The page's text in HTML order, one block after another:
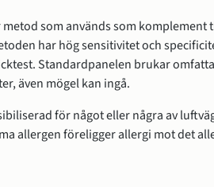
som används som komplement
har hög sensitivitet och
Standardpanelen brukar
även mögel kan ingå.
för något eller några av
allergen föreligger allergi mot det